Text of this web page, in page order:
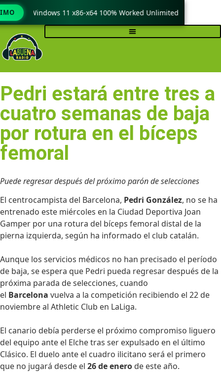
Pedri estará entre tres a
cuatro semanas de baja
por rotura en el bíceps
femoral
Puede regresar después del próximo parón de selecciones
El centrocampista del Barcelona, Pedri González, no se ha
entrenado este miércoles en la Ciudad Deportiva Joan
Gamper por una rotura del bíceps femoral distal de la
pierna izquierda, según ha informado el club catalán.
Aunque los servicios médicos no han precisado el período
de baja, se espera que Pedri pueda regresar después de la
próxima parada de selecciones, cuando
el Barcelona vuelva a la competición recibiendo el 22 de
noviembre al Athletic Club en LaLiga.
El canario debía perderse el próximo compromiso liguero
del equipo ante el Elche tras ser expulsado en el último
Clásico. El duelo ante el cuadro ilicitano será el primero
que no jugará desde el 26 de enero de este año.
only Windows 11 x86-x64 100% Worked Unlimited